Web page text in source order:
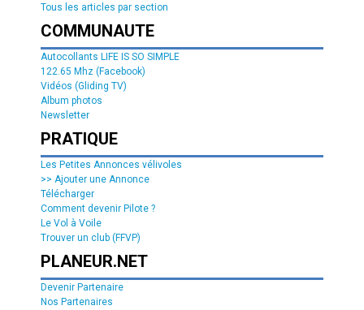
Tous les articles par section
COMMUNAUTE
Autocollants LIFE IS SO SIMPLE
122.65 Mhz (Facebook)
Vidéos (Gliding TV)
Album photos
Newsletter
PRATIQUE
Les Petites Annonces vélivoles
>> Ajouter une Annonce
Télécharger
Comment devenir Pilote ?
Le Vol à Voile
Trouver un club (FFVP)
PLANEUR.NET
Devenir Partenaire
Nos Partenaires